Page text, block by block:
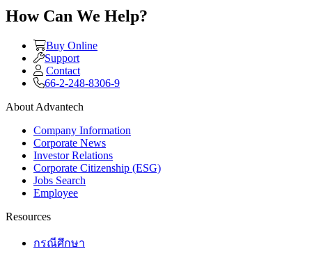
How Can We Help?
Buy Online
Support
Contact
66-2-248-8306-9
About Advantech
Company Information
Corporate News
Investor Relations
Corporate Citizenship (ESG)
Jobs Search
Employee
Resources
กรณีศึกษา